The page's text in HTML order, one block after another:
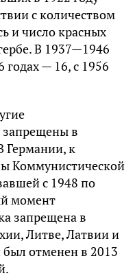
с количеством
и число красных
В 1937—1946
— 16, с 1956
в
Германии, к
Коммунистической
с 1948 по
момент
запрещена в
Литве, Латвии и
отменен в 2013